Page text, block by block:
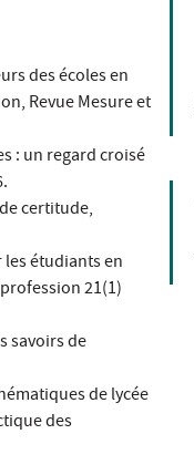
des écoles en
Revue Mesure et
: un regard croisé
certitude,
les étudiants en
21(1)
savoirs de
de lycée
des